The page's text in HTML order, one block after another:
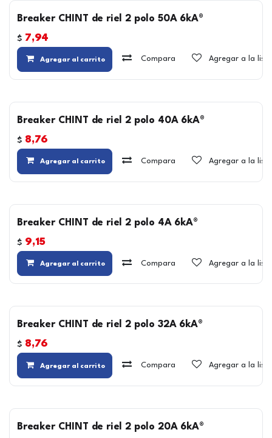
Breaker CHINT de riel 2 polo 50A 6kA®
$ 7,94
Agregar al carrito Compara Agregar a la
Breaker CHINT de riel 2 polo 40A 6kA®
$ 8,76
Agregar al carrito Compara Agregar a la
Breaker CHINT de riel 2 polo 4A 6kA®
$ 9,15
Agregar al carrito Compara Agregar a la
Breaker CHINT de riel 2 polo 32A 6kA®
$ 8,76
Agregar al carrito Compara Agregar a la
Breaker CHINT de riel 2 polo 20A 6kA®